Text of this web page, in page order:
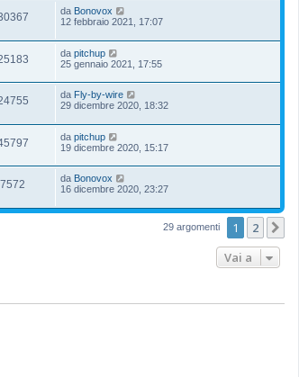
da Bonovox
12 febbraio 2021, 17:07
da pitchup
25 gennaio 2021, 17:55
da Fly-by-wire
29 dicembre 2020, 18:32
da pitchup
19 dicembre 2020, 15:17
7572 da Bonovox
16 dicembre 2020, 23:27
29 argomenti 1 2
Vai a